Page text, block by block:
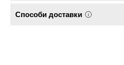
Способи доставки